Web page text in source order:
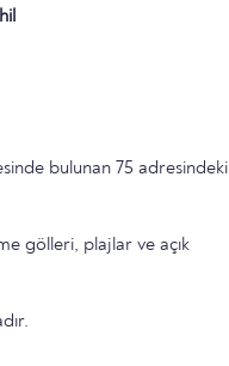
bulunan 75 adresindeki
gölleri, plajlar ve açık